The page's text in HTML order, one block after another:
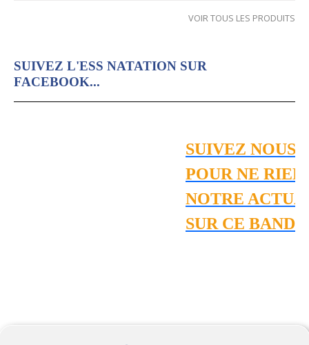
VOIR TOUS LES PRODUITS
SUIVEZ L'ESS NATATION SUR
FACEBOOK...
SUIVEZ NOUS
POUR NE RIEN
NOTRE
SUR CE